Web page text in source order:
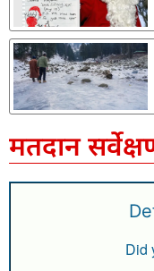
मतदान
Did